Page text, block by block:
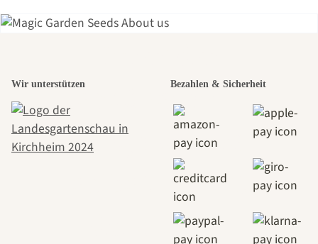
schönsten
Wege zu uns
selbst führt
durch den
Wir unterstützen Bezahlen & Sicherheit